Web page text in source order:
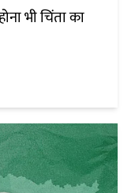
भी चिंता का